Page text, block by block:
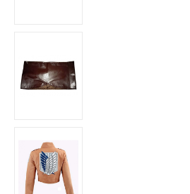
COMPLETI
GIACCHE E CAPPOTTI
GONNE